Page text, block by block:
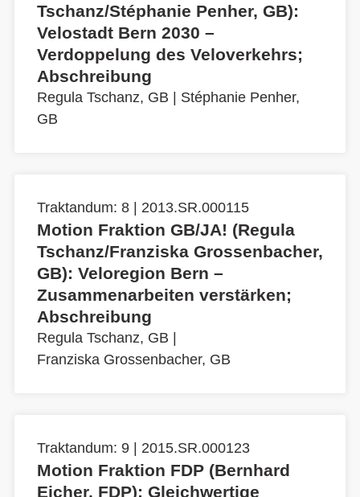
Tschanz/Stéphanie Penher, GB):
Velostadt Bern 2030 –
Verdoppelung des Veloverkehrs;
Abschreibung
Regula Tschanz, GB
Stéphanie Penher,
GB
Traktandum: 8 | 2013.SR.000115
Motion Fraktion GB/JA! (Regula
Tschanz/Franziska Grossenbacher,
GB): Veloregion Bern –
Zusammenarbeiten verstärken;
Abschreibung
Regula Tschanz, GB
Franziska Grossenbacher, GB
Traktandum: 9 | 2015.SR.000123
Motion Fraktion FDP (Bernhard
Eicher, FDP): Gleichwertige